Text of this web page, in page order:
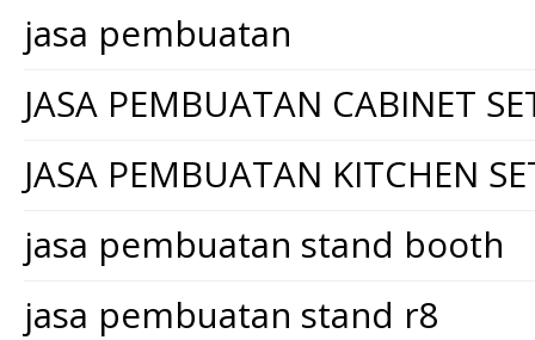
jasa pembuatan
JASA PEMBUATAN CABINET
JASA PEMBUATAN KITCHEN
jasa pembuatan stand booth
jasa pembuatan stand r8